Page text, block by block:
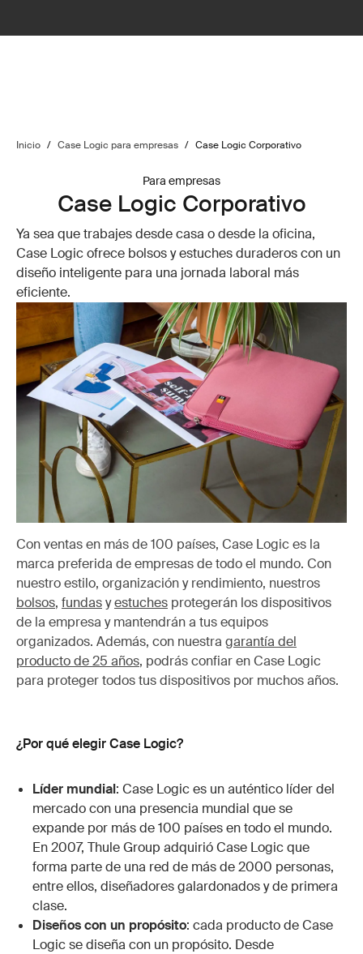
Inicio / Case Logic para empresas / Case Logic Corporativo
Para empresas
Case Logic Corporativo
Ya sea que trabajes desde casa o desde la oficina,
Case Logic ofrece bolsos y estuches duraderos con un
diseño inteligente para una jornada laboral más
eficiente.
Con ventas en más de 100 países, Case Logic es la
marca preferida de empresas de todo el mundo. Con
nuestro estilo, organización y rendimiento, nuestros
bolsos, fundasyestuches protegerán los dispositivos
de la empresa y mantendrán a tus equipos
organizados. Además, con nuestra garantía del
producto de 25 años, podrás confiar en Case Logic
para proteger todos tus dispositivos por muchos años.
¿Por qué elegir Case Logic?
Líder mundial: Case Logic es un auténtico líder del
mercado con una presencia mundial que se
expande por más de 100 países en todo el mundo.
En 2007, Thule Group adquirió Case Logic que
forma parte de una red de más de 2000 personas,
entre ellos, diseñadores galardonados y de primera
clase.
Diseños con un propósito: cada producto de Case
Logic se diseña con un propósito. Desde